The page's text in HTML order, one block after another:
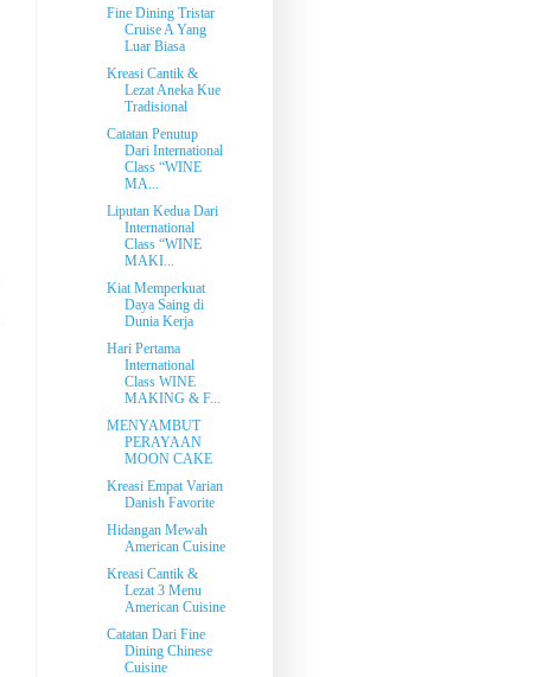
Fine Dining Tristar
Cruise A Yang
Luar Biasa
Kreasi Cantik &
Lezat Aneka Kue
Tradisional
Catatan Penutup
Dari International
Class “WINE
MA...
Liputan Kedua Dari
International
Class “WINE
MAKI...
Kiat Memperkuat
Daya Saing di
Dunia Kerja
Hari Pertama
International
Class WINE
MAKING & F...
MENYAMBUT
PERAYAAN
MOON CAKE
Kreasi Empat Varian
Danish Favorite
Hidangan Mewah
American Cuisine
Kreasi Cantik &
Lezat 3 Menu
American Cuisine
Catatan Dari Fine
Dining Chinese
Cuisine